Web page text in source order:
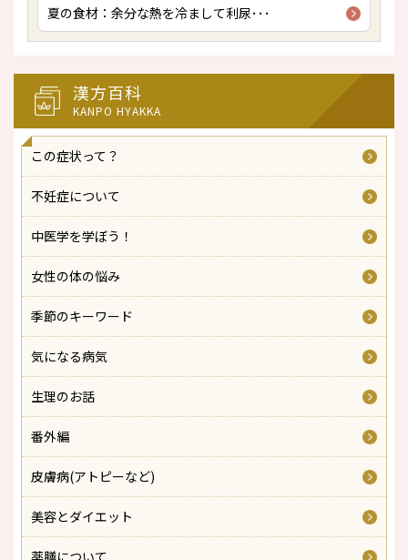
夏の食材：余分な熱を冷まして利尿･･･
漢方百科
KANPO HYAKKA
この症状って？
不妊症について
中医学を学ぼう！
女性の体の悩み
季節のキーワード
気になる病気
生理のお話
番外編
皮膚病(アトピーなど)
美容とダイエット
薬膳について